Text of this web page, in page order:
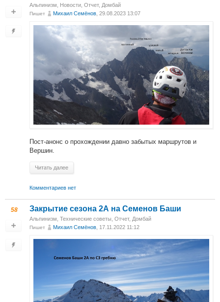
Альпинизм Новости Отчет, Домбай
Пишет Михаил Cемёнов , 29.08.2023 13:07
Пост-анонс о прохождении давно забытых маршрутов и
Вершин.
Читать далее
Комментариев нет
58 Закрытие сезона 2А на Семенов Баши
Альпинизм Технические советы Отчет, Домбай
Пишет Михаил Cемёнов , 17.11.2022 11:12